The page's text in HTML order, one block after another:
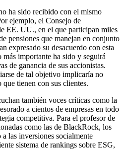
ha sido recibido con el mismo
ejemplo, el Consejo de
EE. UU., en el que participan miles
pensiones que manejan en conjunto
expresado su desacuerdo con esta
importante ha sido y seguirá
de ganancia de sus accionistas.
de tal objetivo implicaría no
tienen con sus clientes.
también voces críticas como la
a cientos de empresas en todo
competitiva. Para el profesor de
como las de BlackRock, los
las inversiones socialmente
sistema de rankings sobre ESG,